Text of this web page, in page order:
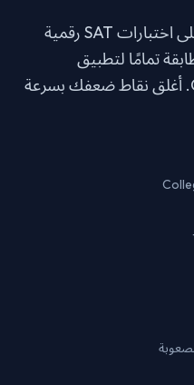
يحصل طلاب الدروس الخاصة على اختبارات SAT رقمية
تمامًا لتطبيق
Bluebook من College Board. أغلق نقاط ضعفك بسرعة